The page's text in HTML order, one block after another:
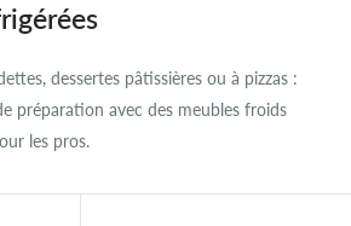
dessertes pâtissières ou à pizzas :
préparation avec des meubles froids
les pros.